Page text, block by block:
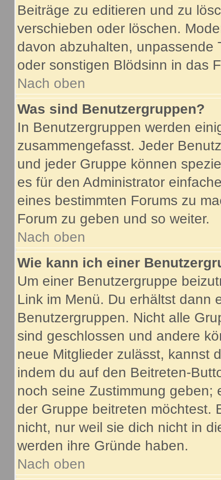
Beiträge zu editieren und zu
verschieben oder löschen.
davon abzuhalten, unpassende
oder sonstigen Blödsinn in das
Nach oben
Was sind Benutzergruppen?
In Benutzergruppen werden
zusammengefasst. Jeder
und jeder Gruppe können
es für den Administrator
eines bestimmten Forums zu
Forum zu geben und so weiter.
Nach oben
Wie kann ich einer
Um einer Benutzergruppe
Link im Menü. Du erhältst dann
Benutzergruppen. Nicht alle
sind geschlossen und andere
neue Mitglieder zulässt, kannst
indem du auf den Beitreten-
noch seine Zustimmung geben;
der Gruppe beitreten möchtest.
nicht, nur weil sie dich nicht in
werden ihre Gründe haben.
Nach oben